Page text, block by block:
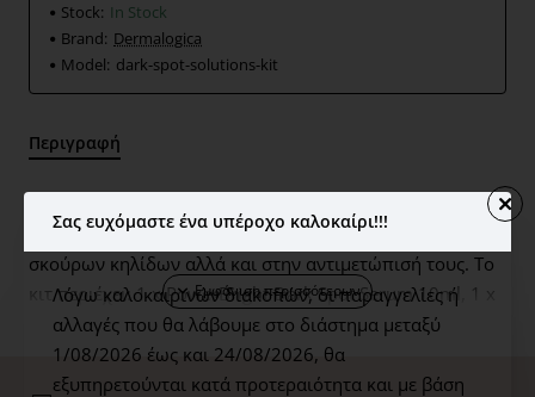
Σας ευχόμαστε ένα υπέροχο καλοκαίρι!!!
Λόγω καλοκαιρινών διακοπών, οι παραγγελίες ή
αλλαγές που θα λάβουμε στο διάστημα μεταξύ
1/08/2026 έως και 24/08/2026, θα
εξυπηρετούνται κατά προτεραιότητα και με βάση
Stock: In Stock
Brand: Dermalogica
Model: dark-spot-solutions-kit
Περιγραφή
Εντατική θεραπεία που βοηθά στην πρόληψη των
σκούρων κηλίδων αλλά και στην αντιμετώπισή τους. Το
κιτ περιέχει: 1 x PowerBright Dark Spot Serum 10ml, 1 x
PowerBright Moisturizer SPF 50 12ml, και 1 x
PowerBright Overnight Cream 15ml